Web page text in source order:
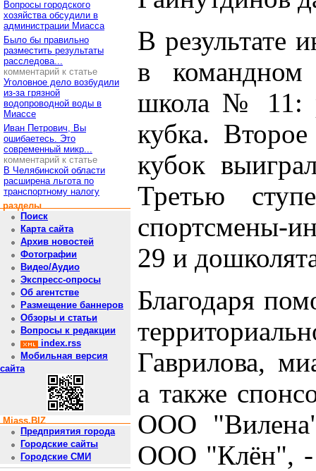
Вопросы городского
хозяйства обсудили в
администрации Миасса
Было бы правильно
разместить результаты
расследова...
комментарий к статье
Уголовное дело возбудили
из-за грязной
водопроводной воды в
Миассе
Иван Петрович, Вы
ошибаетесь. Это
современный микр...
комментарий к статье
В Челябинской области
расширена льгота по
транспортному налогу
разделы
Поиск
Карта сайта
Архив новостей
Фотографии
Видео/Аудио
Экспресс-опросы
Об агентстве
Размещение баннеров
Обзоры и статьи
Вопросы к редакции
index.rss
Мобильная версия
сайта
Miass.BIZ
Предприятия города
Городские сайты
Городские СМИ
В результате
в командном
школа № 11:
кубка.
кубок
Третью
спортсмены-
29 и
Благодаря
Гаврилова,
а также
ООО
ООО "Клён", -